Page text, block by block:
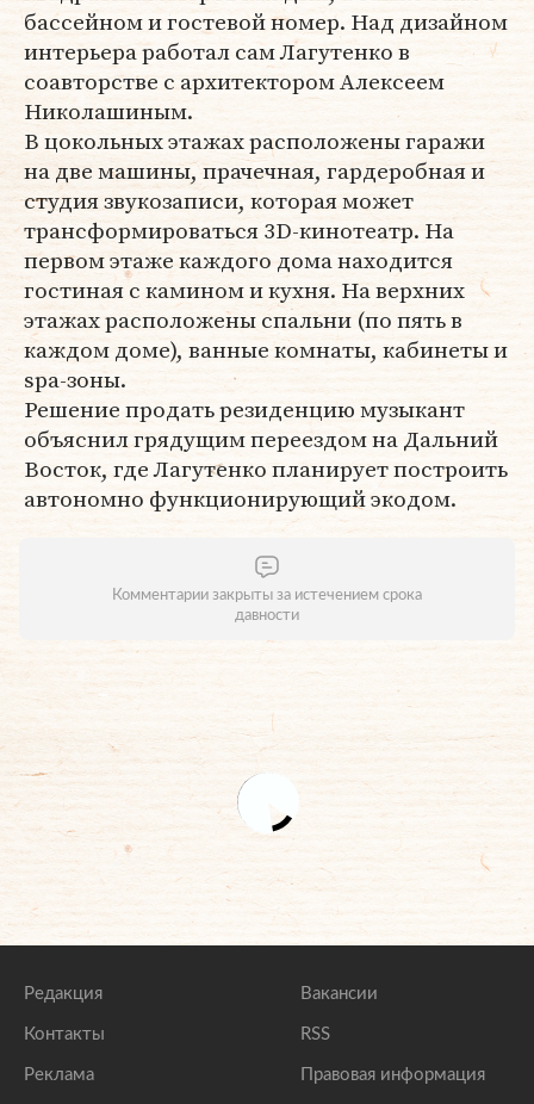
бассейном и гостевой номер. Над дизайном
интерьера работал сам Лагутенко в
соавторстве с архитектором Алексеем
Николашиным.
В цокольных этажах расположены гаражи
на две машины, прачечная, гардеробная и
студия звукозаписи, которая может
трансформироваться 3D-кинотеатр. На
первом этаже каждого дома находится
гостиная с камином и кухня. На верхних
этажах расположены спальни (по пять в
каждом доме), ванные комнаты, кабинеты и
spa-зоны.
Решение продать резиденцию музыкант
объяснил грядущим переездом на Дальний
Восток, где Лагутенко планирует построить
автономно функционирующий экодом.
Комментарии закрыты за истечением срока
давности
Редакция
Контакты
Реклама
Вакансии
RSS
Правовая информация